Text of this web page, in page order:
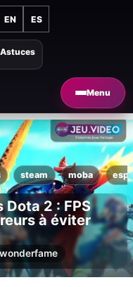
EN ES
Menu
Astuces
steam moba
Dota 2 : FPS
à éviter
wonderfame